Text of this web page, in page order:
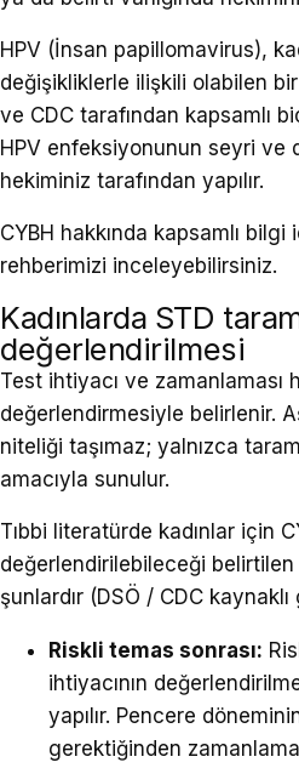
HPV (İnsan papillomavirus),
değişikliklerle ilişkili olabilen
ve CDC tarafından kapsamlı
HPV enfeksiyonunun seyri ve
hekiminiz tarafından yapılır.
CYBH hakkında kapsamlı bilgi
rehberimizi inceleyebilirsiniz.
Kadınlarda STD
değerlendirilmesi
Test ihtiyacı ve zamanlaması
değerlendirmesiyle belirlenir.
niteliği taşımaz; yalnızca
amacıyla sunulur.
Tıbbi literatürde kadınlar için
değerlendirilebileceği belirtilen
şunlardır (DSÖ / CDC
Riskli temas sonrası:
ihtiyacının
yapılır. Pencere
gerektiğinden